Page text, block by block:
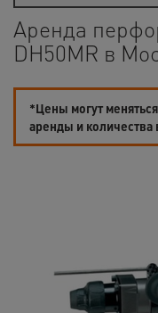
Аренда
DH50MR в
*Цены могут
аренды и количества